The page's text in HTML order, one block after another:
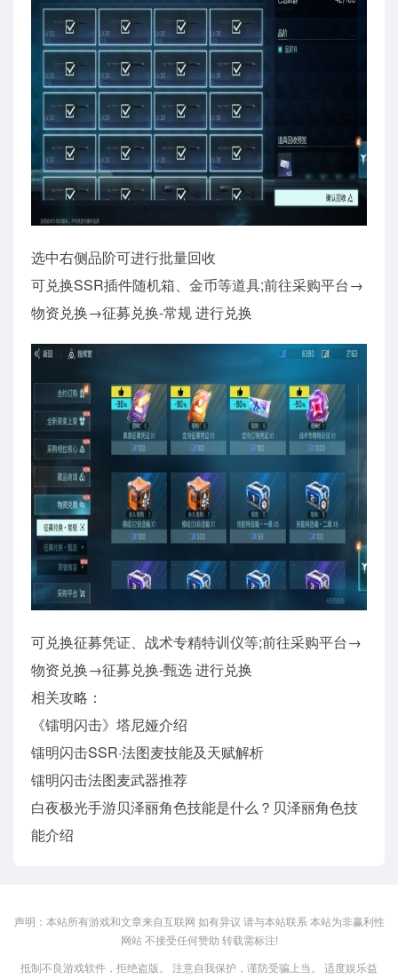
选中右侧品阶可进行批量回收
可兑换SSR插件随机箱、金币等道具;前往采购平台→
物资兑换→征募兑换-常规 进行兑换
可兑换征募凭证、战术专精特训仪等;前往采购平台→
物资兑换→征募兑换-甄选 进行兑换
相关攻略：
《镭明闪击》塔尼娅介绍
镭明闪击SSR·法图麦技能及天赋解析
镭明闪击法图麦武器推荐
白夜极光手游贝泽丽角色技能是什么？贝泽丽角色技
能介绍
声明：本站所有游戏和文章来自互联网 如有异议 请与本站联系 本站为非赢利性
网站 不接受任何赞助 转载需标注!
抵制不良游戏软件，拒绝盗版。 注意自我保护，谨防受骗上当。 适度娱乐益